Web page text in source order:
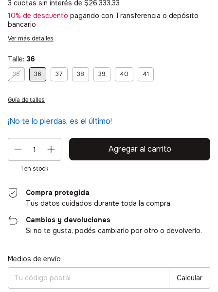
3 cuotas sin interés de $26.333,33
10% de descuento pagando con Transferencia o depósito
bancario
Ver más detalles
Talle: 36
35 36 37 38 39 40 41
Guía de talles
¡No te lo pierdas, es el último!
1 en stock
Compra protegida
Tus datos cuidados durante toda la compra.
Cambios y devoluciones
Si no te gusta, podés cambiarlo por otro o devolverlo.
Entregas para el CP:
Medios de envío
Calcular